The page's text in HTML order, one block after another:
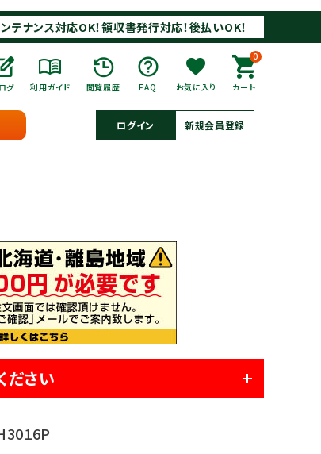
ンテナンス対応OK！領収書発行対応！後払いOK！
グ 利用ガイド 閲覧履歴 FAQ お気に入り
0
カート
ログイン 新規会員登録
ださい